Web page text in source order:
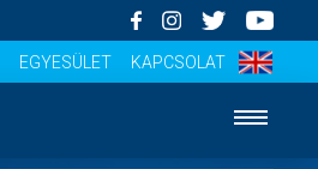
EGYESÜLET KAPCSOLAT